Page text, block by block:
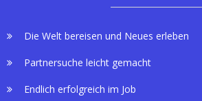
Die Welt bereisen und Neues erleben
Partnersuche leicht gemacht
Endlich erfolgreich im Job